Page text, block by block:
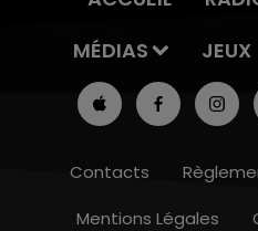
MÉDIAS
JEUX
Contacts
Mentions Légales